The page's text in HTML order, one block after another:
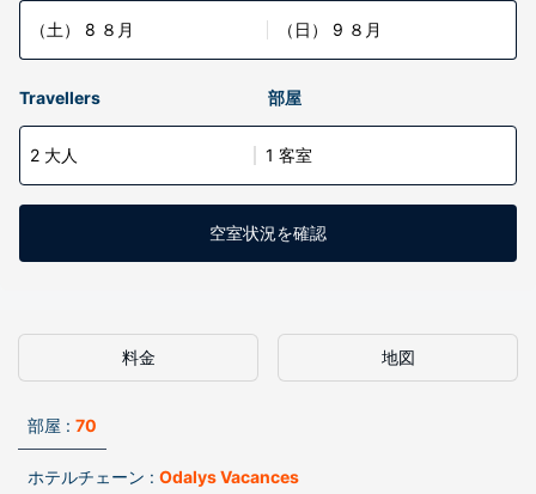
（土） 8 ８月 （日） 9 ８月
Travellers 部屋
2 大人 1 客室
空室状況を確認
料金 地図
部屋 : 70
ホテルチェーン : Odalys Vacances